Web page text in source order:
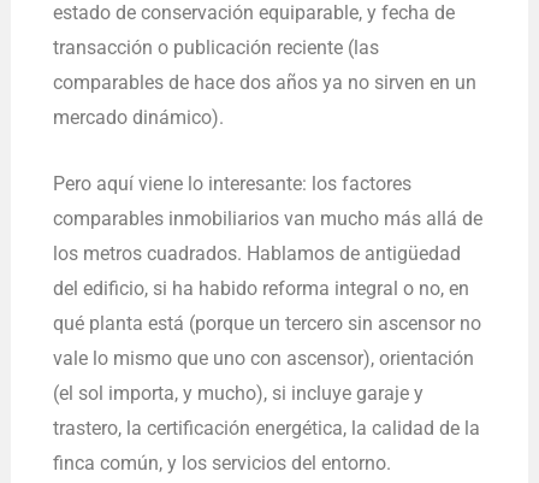
estado de conservación equiparable, y fecha de
transacción o publicación reciente (las
comparables de hace dos años ya no sirven en un
mercado dinámico).
Pero aquí viene lo interesante: los factores
comparables inmobiliarios van mucho más allá de
los metros cuadrados. Hablamos de antigüedad
del edificio, si ha habido reforma integral o no, en
qué planta está (porque un tercero sin ascensor no
vale lo mismo que uno con ascensor), orientación
(el sol importa, y mucho), si incluye garaje y
trastero, la certificación energética, la calidad de la
finca común, y los servicios del entorno.